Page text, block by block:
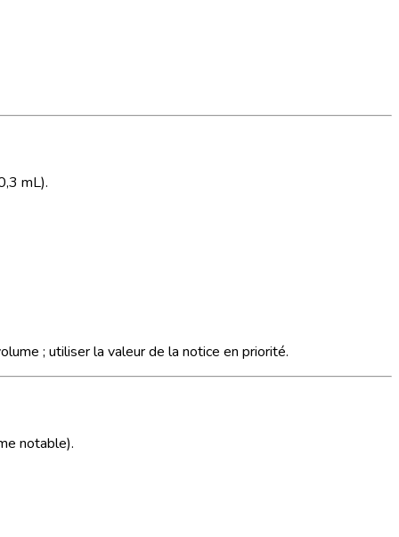
mL).
; utiliser la valeur de la notice en priorité.
notable).